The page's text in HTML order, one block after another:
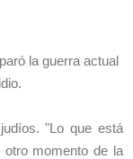
la guerra actual
"Lo que está
momento de la